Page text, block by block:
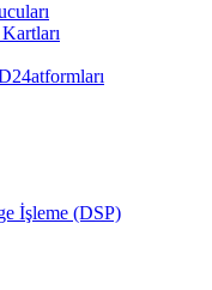
İşleme (DSP)